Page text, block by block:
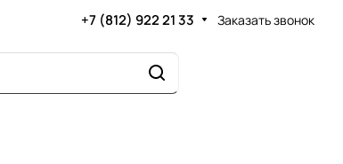
+7 (812) 922 21 33 Заказать звонок